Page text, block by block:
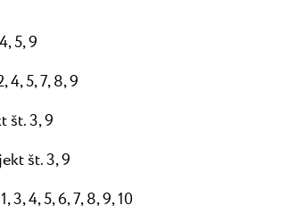
5, 9
4, 5, 7, 8, 9
št. 3, 9
št. 3, 9
4, 5, 6, 7, 8, 9, 10